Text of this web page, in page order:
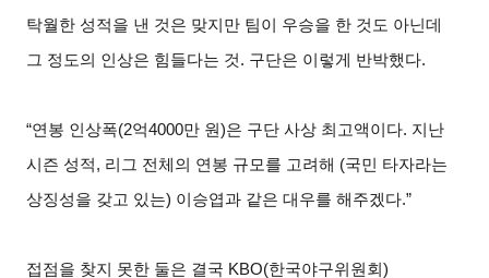
탁월한 성적을 낸 것은 맞지만 팀이 우승을 한 것도 아닌데
그 정도의 인상은 힘들다는 것. 구단은 이렇게 반박했다.
“연봉 인상폭(2억4000만 원)은 구단 사상 최고액이다. 지난
시즌 성적, 리그 전체의 연봉 규모를 고려해 (국민 타자라는
상징성을 갖고 있는) 이승엽과 같은 대우를 해주겠다.”
접점을 찾지 못한 둘은 결국 KBO(한국야구위원회)